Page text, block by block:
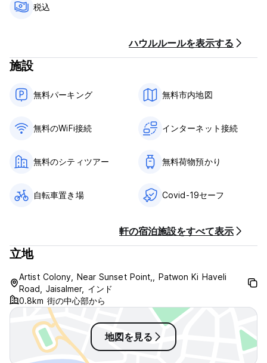
24時間フロントデスク。 (Auto-translated from original
税込
ハウルルールを表示する
施設
無料パーキング 無料市内地図
無料のWiFi接続 インターネット接続
無料のシティツアー 無料荷物預かり
自転車置き場 Covid-19セーフ
軒の宿泊施設をすべて表示
立地
Artist Colony, Near Sunset Point,, Patwon Ki Haveli
Road, Jaisalmer, インド
0.8km 街の中心部から
地図を見る